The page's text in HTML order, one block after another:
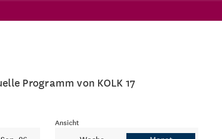
Programm von KOLK 17
Ansicht